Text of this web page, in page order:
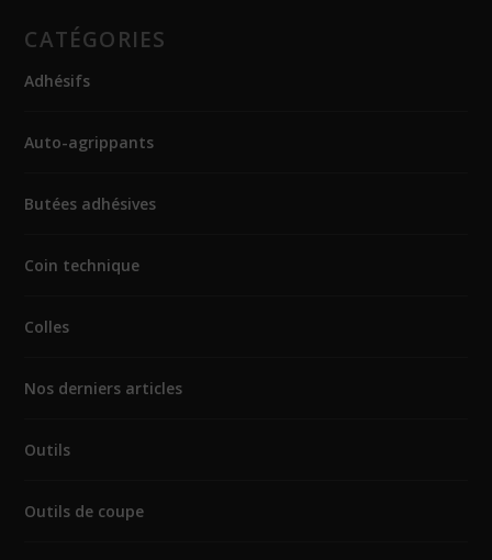
CATÉGORIES
Adhésifs
Auto-agrippants
Butées adhésives
Coin technique
Colles
Nos derniers articles
Outils
Outils de coupe